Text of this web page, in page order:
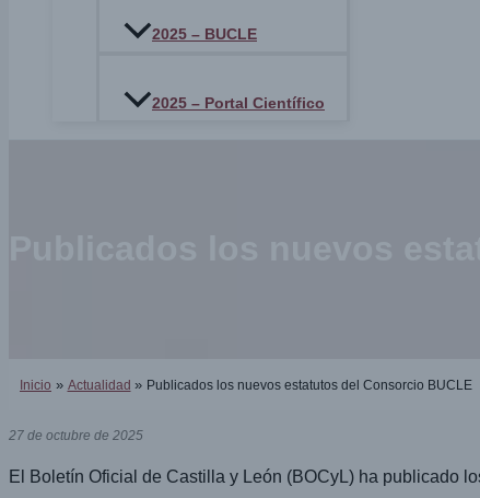
2025 – BUCLE
2025 – Portal Científico
Inicio Actualidad Publicados los nuevos estatutos del Consorcio BUCLE
27 de octubre de 2025
El Boletín Oficial de Castilla y León (BOCyL) ha publicado